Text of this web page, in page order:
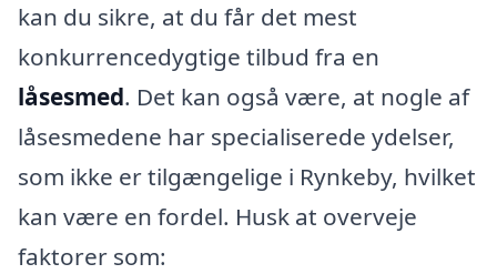
kan du sikre, at du får det mest
konkurrencedygtige tilbud fra en
låsesmed. Det kan også være, at nogle af
låsesmedene har specialiserede ydelser,
som ikke er tilgængelige i Rynkeby, hvilket
kan være en fordel. Husk at overveje
faktorer som: